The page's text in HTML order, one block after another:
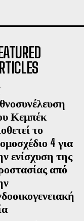
Κεμπέκ
το
4 για
ενίσχυση της
από